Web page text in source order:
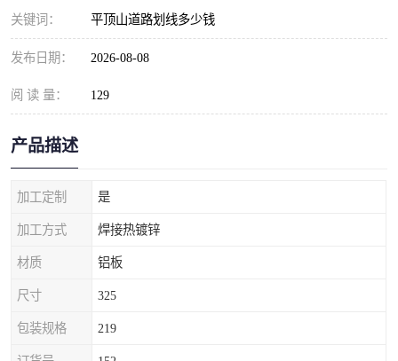
关键词： 平顶山道路划线多少钱
发布日期： 2026-08-08
阅 读 量： 129
产品描述
加工定制 是
加工方式 焊接热镀锌
材质 铝板
尺寸 325
包装规格 219